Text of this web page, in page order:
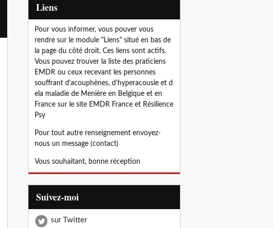
Liens
Pour vous informer, vous pouver vous
rendre sur le module "Liens" situé en bas de
la page du côté droit. Ces liens sont actifs.
Vous pouvez trouver la liste des praticiens
EMDR ou ceux recevant les personnes
souffrant d'acouphènes, d'hyperacousie et d
ela maladie de Menière en Belgique et en
France sur le site EMDR France et Résilience
Psy
Pour tout autre renseignement envoyez-
nous un message (contact)
Vous souhaitant, bonne réception
Suivez-moi
sur Twitter